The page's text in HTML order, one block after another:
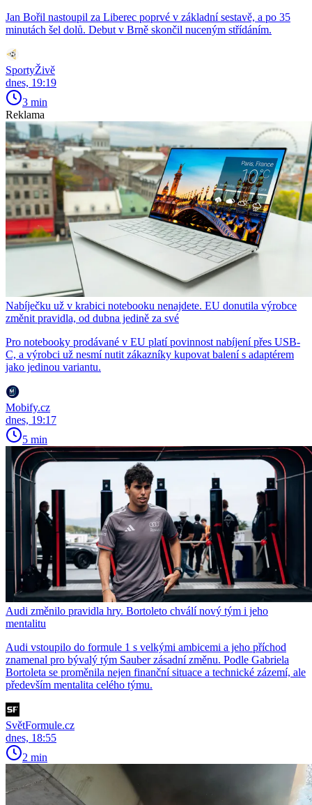
Jan Bořil nastoupil za Liberec poprvé v základní sestavě, a po 35
minutách šel dolů. Debut v Brně skončil nuceným střídáním.
SportyŽivě
dnes, 19:19
3 min
Reklama
Nabíječku už v krabici notebooku nenajdete. EU donutila výrobce
změnit pravidla, od dubna jedině za své
Pro notebooky prodávané v EU platí povinnost nabíjení přes USB-
C, a výrobci už nesmí nutit zákazníky kupovat balení s adaptérem
jako jedinou variantu.
Mobify.cz
dnes, 19:17
5 min
Audi změnilo pravidla hry. Bortoleto chválí nový tým i jeho
mentalitu
Audi vstoupilo do formule 1 s velkými ambicemi a jeho příchod
znamenal pro bývalý tým Sauber zásadní změnu. Podle Gabriela
Bortoleta se proměnila nejen finanční situace a technické zázemí, ale
především mentalita celého týmu.
SvětFormule.cz
dnes, 18:55
2 min